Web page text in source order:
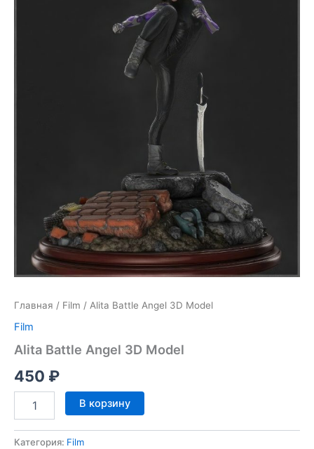
Главная / Film / Alita Battle Angel 3D Model
Film
Alita Battle Angel 3D Model
450 ₽
Количество
товара
Battle
В корзину
Категория: Film